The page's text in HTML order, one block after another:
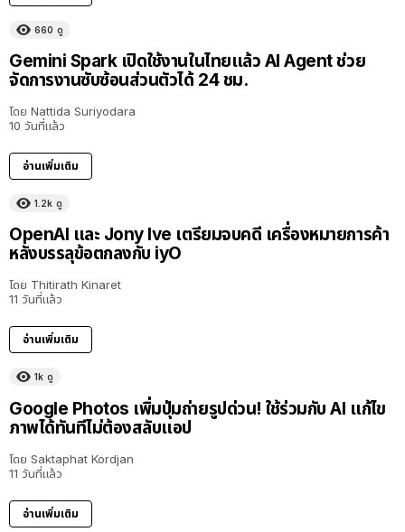
660 ดู
Gemini Spark เปิดใช้งานในไทยแล้ว AI Agent ช่วย
จัดการงานซับซ้อนส่วนตัวได้ 24 ชม.
โดย Nattida Suriyodara
10 วันที่แล้ว
อ่านเพิ่มเติม
1.2k ดู
OpenAI และ Jony Ive เตรียมจบคดี เครื่องหมายการค้า
หลังบรรลุข้อตกลงกับ iyO
โดย Thitirath Kinaret
11 วันที่แล้ว
อ่านเพิ่มเติม
1k ดู
Google Photos เพิ่มปุ่มถ่ายรูปด่วน! ใช้ร่วมกับ AI แก้ไข
ภาพได้ทันทีไม่ต้องสลับแอป
โดย Saktaphat Kordjan
11 วันที่แล้ว
อ่านเพิ่มเติม